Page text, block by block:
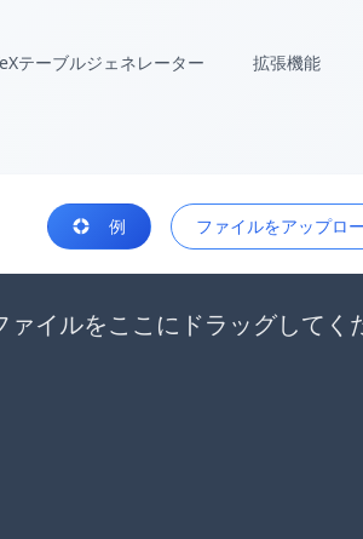
テーブルジェネレーター 拡張機能
例 ファイルをアップロ
イルをここにドラッグしてく